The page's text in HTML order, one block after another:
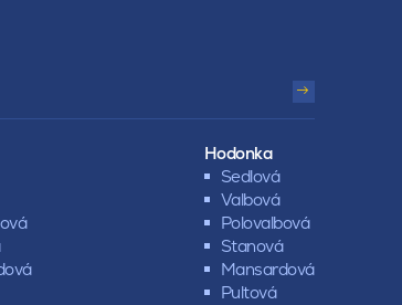
Hodonka
Sedlová
Valbová
Polovalbová
Stanová
Mansardová
Pultová